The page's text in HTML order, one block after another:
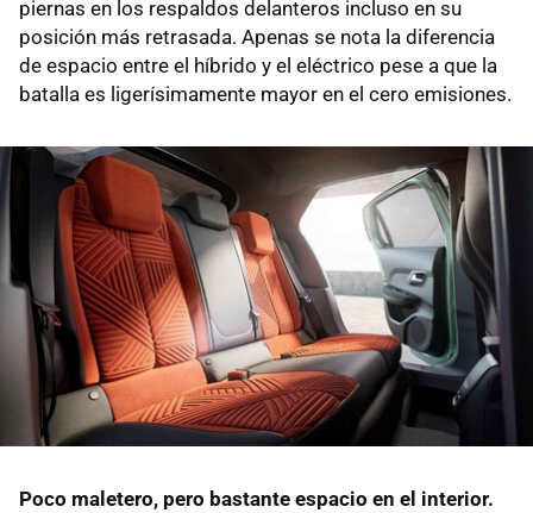
piernas en los respaldos delanteros incluso en su
posición más retrasada. Apenas se nota la diferencia
de espacio entre el híbrido y el eléctrico pese a que la
batalla es ligerísimamente mayor en el cero emisiones.
Poco maletero, pero bastante espacio en el interior.